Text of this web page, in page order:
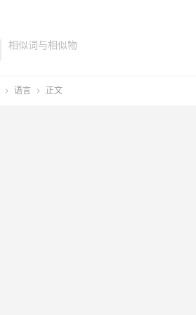
相似词与相似物
 语言  正文